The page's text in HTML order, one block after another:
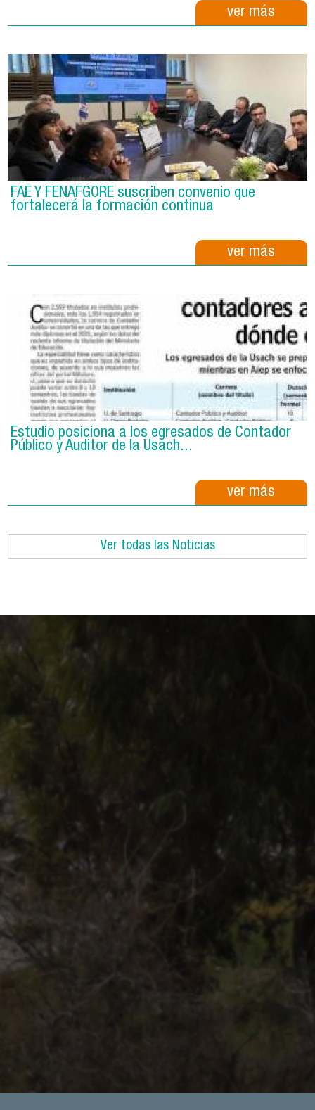
ver más
FAE Y FENAFGORE suscriben convenio que
fortalecerá la formación continua
ver más
Estudio posiciona a los egresados de Contador
Público y Auditor de la Usach...
ver más
Ver todas las Noticias